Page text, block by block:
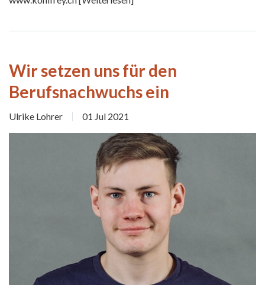
Ulrike Lohrer 01 Jul 2021
Wir setzen uns für den
Berufsnachwuchs ein